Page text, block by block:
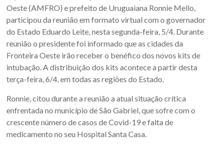
do
Sul.
Oeste (AMFRO) e prefeito de Uruguaiana Ronnie Mello,
participou da reunião em formato virtual com o governador
do Estado Eduardo Leite, nesta segunda-feira, 5/4. Durante
reunião o presidente foi informado que as cidades da
Fronteira Oeste irão receber o benéfico dos novos kits de
intubação. A distribuição dos kits acontece a partir desta
terça-feira, 6/4, em todas as regiões do Estado.
Ronnie, citou durante a reunião a atual situação crítica
enfrentada no município de São Gabriel, que sofre com o
crescente número de casos de Covid-19 e falta de
medicamento no seu Hospital Santa Casa.